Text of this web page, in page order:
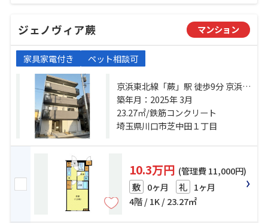
ジェノヴィア蕨 マンション
家具家電付き ペット相談可
京浜東北線「蕨」駅 徒歩9分 京浜東
北線「西川口」駅 徒歩25分
築年月：2025年 3月
23.27㎡/鉄筋コンクリート
埼玉県川口市芝中田１丁目
10.3万円 (管理費 11,000円)
敷 0ヶ月 礼 1ヶ月
4階 / 1K / 23.27㎡